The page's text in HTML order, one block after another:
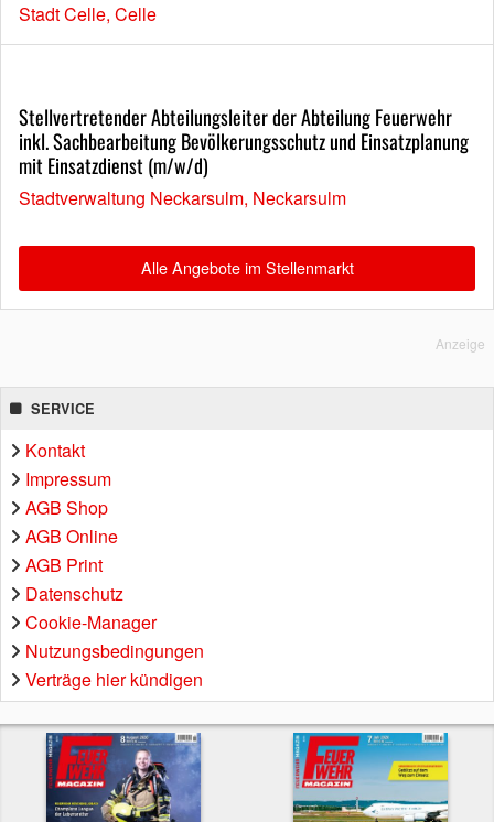
Stadt Celle, Celle
Stellvertretender Abteilungsleiter der Abteilung Feuerwehr
inkl. Sachbearbeitung Bevölkerungsschutz und Einsatzplanung
mit Einsatzdienst (m/w/d)
Stadtverwaltung Neckarsulm, Neckarsulm
Alle Angebote im Stellenmarkt
Anzeige
SERVICE
Kontakt
Impressum
AGB Shop
AGB Online
AGB Print
Datenschutz
Cookie-Manager
Nutzungsbedingungen
Verträge hier kündigen